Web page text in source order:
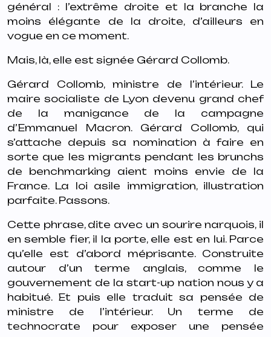
général : l’extrême droite et la branche la
moins élégante de la droite, d’ailleurs en
vogue en ce moment.
Mais, là, elle est signée Gérard Collomb.
Gérard Collomb, ministre de l’intérieur. Le
maire socialiste de Lyon devenu grand chef
de la manigance de la campagne
d’Emmanuel Macron. Gérard Collomb, qui
s’attache depuis sa nomination à faire en
sorte que les migrants pendant les brunchs
de benchmarking aient moins envie de la
France. La loi asile immigration, illustration
parfaite. Passons.
Cette phrase, dite avec un sourire narquois, il
en semble fier, il la porte, elle est en lui. Parce
qu’elle est d’abord méprisante. Construite
autour d’un terme anglais, comme le
gouvernement de la start-up nation nous y a
habitué. Et puis elle traduit sa pensée de
ministre de l’intérieur. Un terme de
technocrate pour exposer une pensée